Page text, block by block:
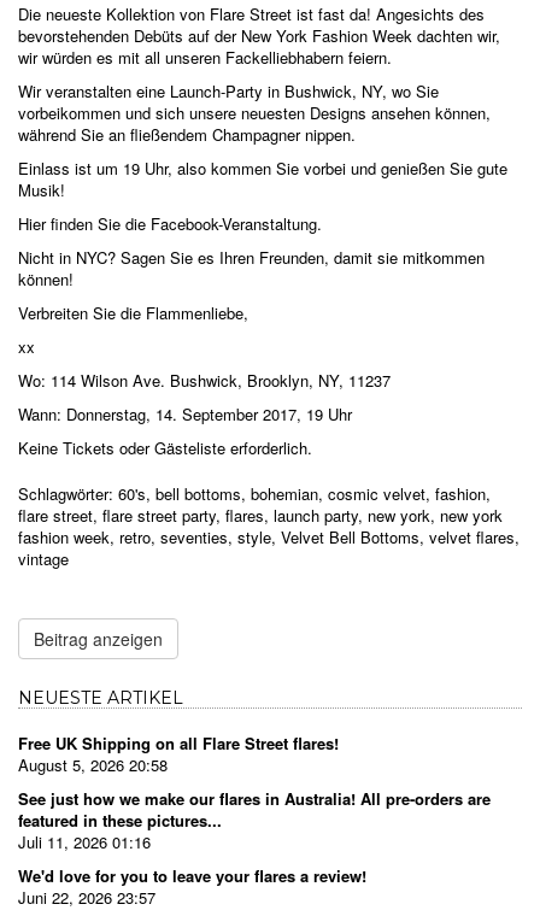
Die neueste Kollektion von Flare Street ist fast da! Angesichts des
bevorstehenden Debüts auf der New York Fashion Week dachten wir,
wir würden es mit all unseren Fackelliebhabern feiern.
Wir veranstalten eine Launch-Party in Bushwick, NY, wo Sie
vorbeikommen und sich unsere neuesten Designs ansehen können,
während Sie an fließendem Champagner nippen.
Einlass ist um 19 Uhr, also kommen Sie vorbei und genießen Sie gute
Musik!
Hierfinden Sie die Facebook-Veranstaltung.
Nicht in NYC? Sagen Sie es Ihren Freunden, damit sie mitkommen
können!
Verbreiten Sie die Flammenliebe,
xx
Wo: 114 Wilson Ave. Bushwick, Brooklyn, NY, 11237
Wann: Donnerstag, 14. September 2017, 19 Uhr
Keine Tickets oder Gästeliste erforderlich.
Schlagwörter: 60's, bell bottoms, bohemian, cosmic velvet, fashion,
flare street, flare street party, flares, launch party, new york, new york
fashion week, retro, seventies, style, Velvet Bell Bottoms, velvet flares,
vintage
Beitrag anzeigen
NEUESTE ARTIKEL
Free UK Shipping on all Flare Street flares!
August 5, 2026 20:58
See just how we make our flares in Australia! All pre-orders are
featured in these pictures...
Juli 11, 2026 01:16
We'd love for you to leave your flares a review!
Juni 22, 2026 23:57